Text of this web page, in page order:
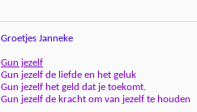
Groetjes Janneke
Gun jezelf
Gun jezelf de liefde en het geluk
Gun jezelf het geld dat je toekomt.
Gun jezelf de kracht om van jezelf te houden